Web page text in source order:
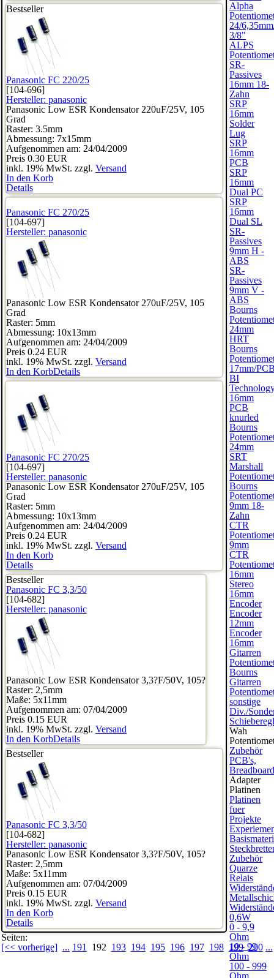
Bestseller
Panasonic FC 220/25
[104-696]
Hersteller: panasonic
Panasonic Low ESR Kondensator 220uF/25V, 105
Grad
Raster: 3.5mm
Abmessung: 7x15mm
Aufgenommen am: 24/04/2009
Preis 0.30 EUR
inkl. 19% MwSt. zzgl. Versand
In den Korb
Details
Panasonic FC 270/25
[104-697]
Hersteller: panasonic
Panasonic Low ESR Kondensator 270uF/25V, 105
Grad
Raster: 5mm
Abmessung: 10x13mm
Aufgenommen am: 24/04/2009
Preis 0.24 EUR
inkl. 19% MwSt. zzgl. Versand
In den KorbDetails
Panasonic FC 270/25
[104-697]
Hersteller: panasonic
Panasonic Low ESR Kondensator 270uF/25V, 105
Grad
Raster: 5mm
Abmessung: 10x13mm
Aufgenommen am: 24/04/2009
Preis 0.24 EUR
inkl. 19% MwSt. zzgl. Versand
In den Korb
Details
Bestseller
Panasonic FC 3,3/50
[104-682]
Hersteller: panasonic
Panasonic Low ESR Kondensator 3,3?F/50V, 105?
Raster: 2,5mm
Maße: 5x11mm
Aufgenommen am: 07/04/2009
Preis 0.15 EUR
inkl. 19% MwSt. zzgl. Versand
In den KorbDetails
Bestseller
Panasonic FC 3,3/50
[104-682]
Hersteller: panasonic
Panasonic Low ESR Kondensator 3,3?F/50V, 105?
Raster: 2,5mm
Maße: 5x11mm
Aufgenommen am: 07/04/2009
Preis 0.15 EUR
inkl. 19% MwSt. zzgl. Versand
In den Korb
Details
Seiten:
[<< vorherige] ... 191 192 193 194 195 196 197 198 199 200 ...
Alpha
24/
3/8"
ALPS
SR-
Passives
16mm 18-
Zahn
SRP
16mm
Solder
Lug
SRP
16mm
PCB
SRP
16mm
Dual PC
SRP
16mm
Dual SL
SR-
Passives
9mm H -
ABS
SR-
Passives
9mm V -
ABS
Bourns
24mm
HRT
Bourns
17mm/
BI
16mm
PCB
knurled
Bourns
24mm
SRT
Marshall
Bourns
9mm 18-
Zahn
CTR
9mm
CTR
16mm
Stereo
16mm
Encoder
Encoder
12mm
Encoder
16mm
Gitarren
Bourns
Gitarren
sonstige
Div./
Wah
Zubehör
PCB's,
Adapter
Platinen
Platinen
fuer
Projekte
Zubehör
Quarze
Relais
0,6W
0 - 9,9
Ohm
10 - 99
Ohm
100 - 999
Ohm